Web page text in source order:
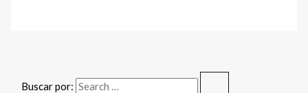
Buscar por: